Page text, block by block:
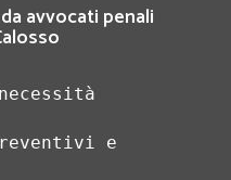
avvocati penali
e